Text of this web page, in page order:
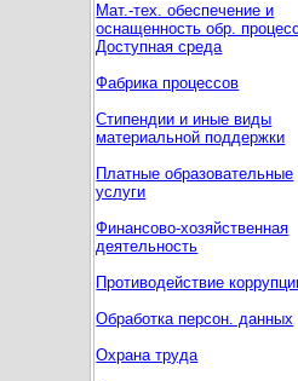
Мат.-тех. обеспечение и
оснащенность обр.
Доступная среда
Фабрика процессов
Стипендии и иные виды
материальной поддержки
Платные образовательные
услуги
Финансово-хозяйственная
деятельность
Противодействие
Обработка персон. данных
Охрана труда